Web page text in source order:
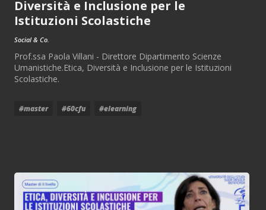
Diversità e Inclusione per le
Istituzioni Scolastiche
Social & Co.
Prof.ssa Paola Villani - Direttore Dipartimento Scienze
Umanistiche.Etica, Diversità e Inclusione per le Istituzioni
Scolastiche.
#master #60cfu #elearning